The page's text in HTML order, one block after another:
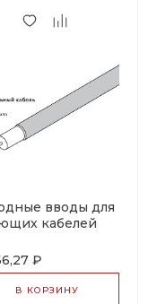
вводы для
кабелей
₽
В КОРЗИНУ